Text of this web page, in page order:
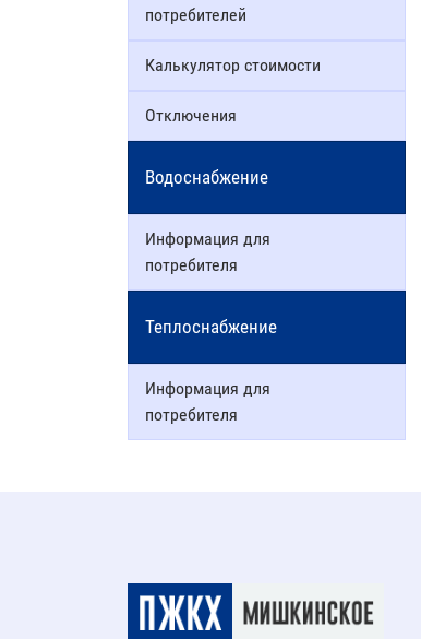
потребителей
Калькулятор стоимости
Отключения
Водоснабжение
Информация для
потребителя
Теплоснабжение
Информация для
потребителя